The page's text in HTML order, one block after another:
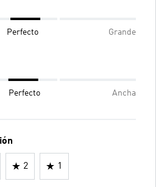
Perfecto Grande
Perfecto Ancha
2 1